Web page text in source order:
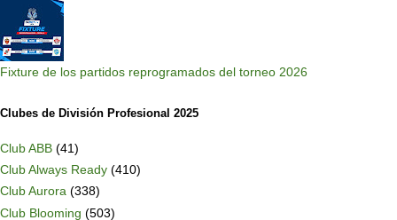
Fixture de los partidos reprogramados del torneo 2026
Clubes de División Profesional 2025
Club ABB (41)
Club Always Ready (410)
Club Aurora (338)
Club Blooming (503)